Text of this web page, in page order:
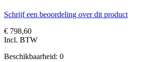
Schrijf een beoordeling over dit product
€ 798,60
Incl. BTW
Beschikbaarheid: 0